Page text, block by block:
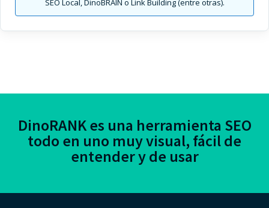
SEO Local, DinoBRAIN o Link Building (entre otras).
DinoRANK es una herramienta SEO
todo en uno muy visual, fácil de
entender y de usar